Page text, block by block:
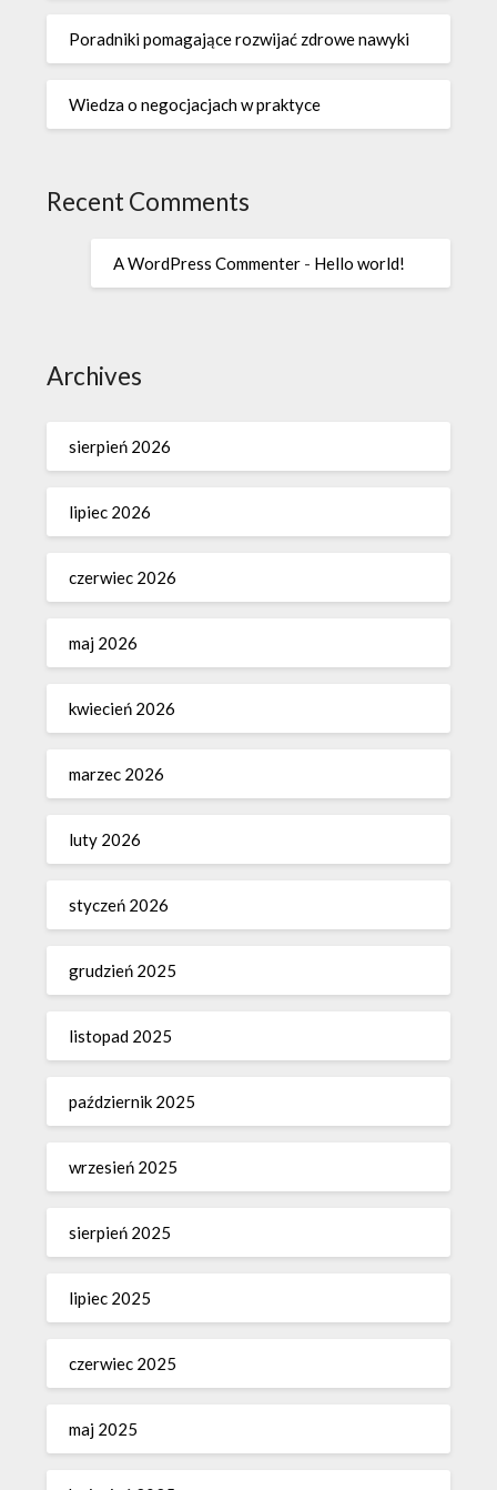
Poradniki pomagające rozwijać zdrowe nawyki
Wiedza o negocjacjach w praktyce
Recent Comments
A WordPress Commenter - Hello world!
Archives
sierpień 2026
lipiec 2026
czerwiec 2026
maj 2026
kwiecień 2026
marzec 2026
luty 2026
styczeń 2026
grudzień 2025
listopad 2025
październik 2025
wrzesień 2025
sierpień 2025
lipiec 2025
czerwiec 2025
maj 2025